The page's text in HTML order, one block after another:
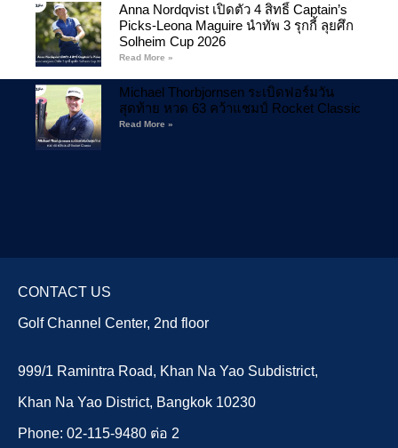
Anna Nordqvist เปิดตัว 4 สิทธิ์ Captain’s
Picks-Leona Maguire นำทัพ 3 รุกกี้ ลุยศึก
Solheim Cup 2026
Read More »
Michael Thorbjornsen ระเบิดฟอร์มวัน
สุดท้าย หวด 63 คว้าแชมป์ Rocket Classic
Read More »
CONTACT US
Golf Channel Center, 2nd floor
999/1 Ramintra Road, Khan Na Yao Subdistrict,
Khan Na Yao District, Bangkok 10230
Phone: 02-115-9480 ต่อ 2